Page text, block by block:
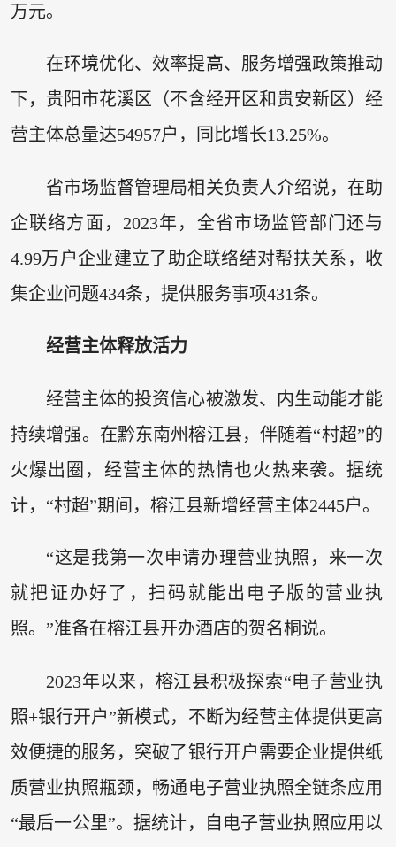
万元。
在环境优化、效率提高、服务增强政策推动
下，贵阳市花溪区（不含经开区和贵安新区）经
营主体总量达54957户，同比增长13.25%。
省市场监督管理局相关负责人介绍说，在助
企联络方面，2023年，全省市场监管部门还与
4.99万户企业建立了助企联络结对帮扶关系，收
集企业问题434条，提供服务事项431条。
经营主体释放活力
经营主体的投资信心被激发、内生动能才能
持续增强。在黔东南州榕江县，伴随着“村超”的
火爆出圈，经营主体的热情也火热来袭。据统
计，“村超”期间，榕江县新增经营主体2445户。
“这是我第一次申请办理营业执照，来一次
就把证办好了，扫码就能出电子版的营业执
照。”准备在榕江县开办酒店的贺名桐说。
2023年以来，榕江县积极探索“电子营业执
照+银行开户”新模式，不断为经营主体提供更高
效便捷的服务，突破了银行开户需要企业提供纸
质营业执照瓶颈，畅通电子营业执照全链条应用
“最后一公里”。据统计，自电子营业执照应用以